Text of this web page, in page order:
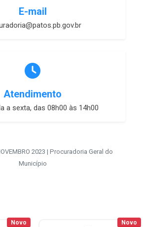
E-mail
Atendimento
a sexta, das 08h00 às 14h00
2023 | Procuradoria Geral do
Município
Novo Novo